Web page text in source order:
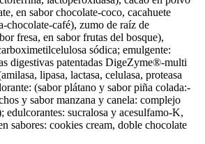
en sabor chocolate-coco, cacahuete
chocolate-café), zumo de raíz de
fresa, en sabor frutas del bosque),
sódica; emulgente:
digestivas patentadas DigeZyme®-multi
lipasa, lactasa, celulasa, proteasa
(sabor plátano y sabor piña colada:-
y sabor manzana y canela: complejo
sucralosa y acesulfamo-K,
sabores: cookies cream, doble chocolate